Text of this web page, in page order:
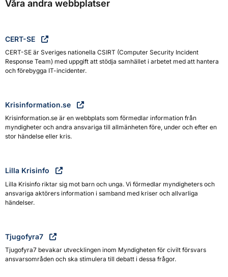
Våra andra webbplatser
CERT-SE
CERT-SE är Sveriges nationella CSIRT (Computer Security Incident
Response Team) med uppgift att stödja samhället i arbetet med att hantera
och förebygga IT-incidenter.
Krisinformation.se
Krisinformation.se är en webbplats som förmedlar information från
myndigheter och andra ansvariga till allmänheten före, under och efter en
stor händelse eller kris.
Lilla Krisinfo
Lilla Krisinfo riktar sig mot barn och unga. Vi förmedlar myndigheters och
ansvariga aktörers information i samband med kriser och allvarliga
händelser.
Tjugofyra7
Tjugofyra7 bevakar utvecklingen inom Myndigheten för civilt försvars
ansvarsområden och ska stimulera till debatt i dessa frågor.